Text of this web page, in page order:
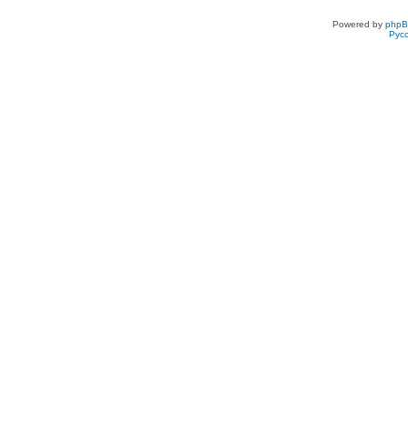
Powered by